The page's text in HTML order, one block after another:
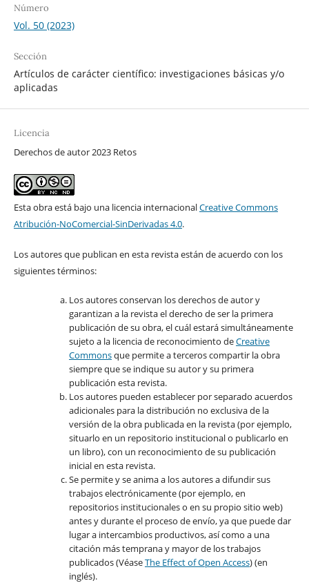
Número
Vol. 50 (2023)
Sección
Artículos de carácter científico: investigaciones básicas y/o
aplicadas
Licencia
Derechos de autor 2023 Retos
Esta obra está bajo una licencia internacionalCreative Commons
Atribución-NoComercial-SinDerivadas 4.0.
Los autores que publican en esta revista están de acuerdo con los
siguientes términos:
Los autores conservan los derechos de autor y
garantizan a la revista el derecho de ser la primera
publicación de su obra, el cuál estará simultáneamente
sujeto a la licencia de reconocimiento deCreative
Commonsque permite a terceros compartir la obra
siempre que se indique su autor y su primera
publicación esta revista.
Los autores pueden establecer por separado acuerdos
adicionales para la distribución no exclusiva de la
versión de la obra publicada en la revista (por ejemplo,
situarlo en un repositorio institucional o publicarlo en
un libro), con un reconocimiento de su publicación
inicial en esta revista.
Se permite y se anima a los autores a difundir sus
trabajos electrónicamente (por ejemplo, en
repositorios institucionales o en su propio sitio web)
antes y durante el proceso de envío, ya que puede dar
lugar a intercambios productivos, así como a una
citación más temprana y mayor de los trabajos
publicados (VéaseThe Effect of Open Access) (en
inglés).